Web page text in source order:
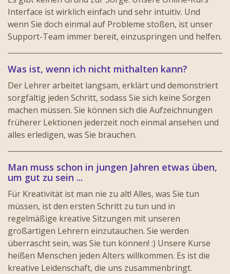
Interface ist wirklich einfach und sehr intuitiv. Und
wenn Sie doch einmal auf Probleme stoßen, ist unser
Support-Team immer bereit, einzuspringen und helfen.
Was ist, wenn ich nicht mithalten kann?
Der Lehrer arbeitet langsam, erklärt und demonstriert
sorgfältig jeden Schritt, sodass Sie sich keine Sorgen
machen müssen. Sie können sich die Aufzeichnungen
früherer Lektionen jederzeit noch einmal ansehen und
alles erledigen, was Sie brauchen.
Man muss schon in jungen Jahren etwas üben,
um gut zu sein ...
Für Kreativität ist man nie zu alt! Alles, was Sie tun
müssen, ist den ersten Schritt zu tun und in
regelmäßige kreative Sitzungen mit unseren
großartigen Lehrern einzutauchen. Sie werden
überrascht sein, was Sie tun können! :) Unsere Kurse
heißen Menschen jeden Alters willkommen. Es ist die
kreative Leidenschaft, die uns zusammenbringt.